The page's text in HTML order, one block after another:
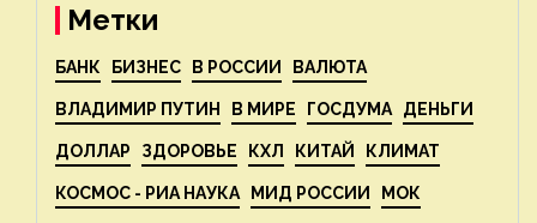
Метки
БАНК БИЗНЕС В РОССИИ ВАЛЮТА
ВЛАДИМИР ПУТИН В МИРЕ ГОСДУМА ДЕНЬГИ
ДОЛЛАР ЗДОРОВЬЕ КХЛ КИТАЙ КЛИМАТ
КОСМОС - РИА НАУКА МИД РОССИИ МОК